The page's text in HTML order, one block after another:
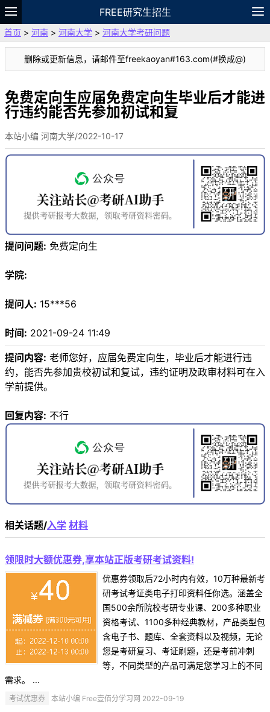
FREE研究生招生
题库
故事 专题 APP 笔记
VIP
资料
首页 > 河南 > 河南大学 > 河南大学考研问题
删除或更新信息，请邮件至freekaoyan#163.com(#换成@)
免费定向生应届免费定向生毕业后才能进
行违约能否先参加初试和复
本站小编 河南大学/2022-10-17
提问问题: 免费定向生
学院:
提问人: 15***56
时间: 2021-09-24 11:49
提问内容: 老师您好，应届免费定向生，毕业后才能进行违
约，能否先参加贵校初试和复试，违约证明及政审材料可在入
学前提供。
回复内容: 不行
相关话题/入学 材料
领限时大额优惠券,享本站正版考研考试资料!
优惠券领取后72小时内有效，10万种最新考
研考试考证类电子打印资料任你选。涵盖全
国500余所院校考研专业课、200多种职业
资格考试、1100多种经典教材，产品类型包
含电子书、题库、全套资料以及视频，无论
您是考研复习、考证刷题，还是考前冲刺
等，不同类型的产品可满足您学习上的不同
需求。 ...
考试优惠券 本站小编 Free壹佰分学习网 2022-09-19